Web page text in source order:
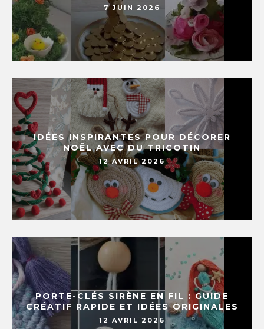
7 JUIN 2026
IDÉES INSPIRANTES POUR DÉCORER
NOËL AVEC DU TRICOTIN
12 AVRIL 2026
PORTE-CLÉS SIRÈNE EN FIL : GUIDE
CRÉATIF RAPIDE ET IDÉES ORIGINALES
12 AVRIL 2026